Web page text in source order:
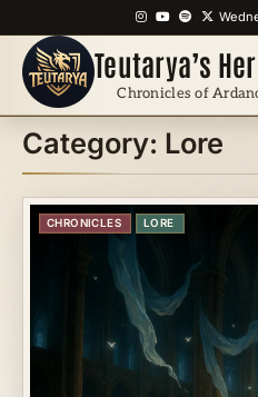
to
content
Instagram
YouTube
Spotify
X
Teutarya’s
Chronicles of
Category: Lore
CHRONICLES LORE